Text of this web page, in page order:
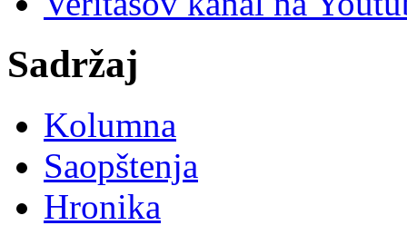
Sadržaj
Kolumna
Saopštenja
Hronika